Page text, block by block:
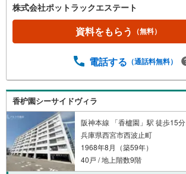
株式会社ポットラックエステート
資料をもらう （無料）
電話する （通話料無料）
香枦園シーサイドヴィラ
阪神本線 「香櫨園」駅 徒歩15分
兵庫県西宮市西波止町
1968年8月（築59年）
40戸 / 地上階数9階